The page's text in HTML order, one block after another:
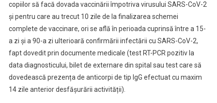
copiilor să facă dovada vaccinării împotriva virusului SARS-CoV-2
și pentru care au trecut 10 zile de la finalizarea schemei
complete de vaccinare, ori se află în perioada cuprinsă între a 15-
a zi și a 90-a zi ulterioară confirmării infectării cu SARS-CoV-2,
fapt dovedit prin documente medicale (test RT-PCR pozitiv la
data diagnosticului, bilet de externare din spital sau test care să
dovedească prezența de anticorpi de tip IgG efectuat cu maxim
14 zile anterior desfășurării activității).